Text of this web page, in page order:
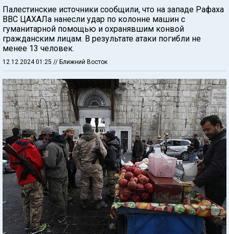
Палестинские источники сообщили, что на западе Рафаха
ВВС ЦАХАЛа нанесли удар по колонне машин с
гуманитарной помощью и охранявшим конвой
гражданским лицам. В результате атаки погибли не
менее 13 человек.
12.12.2024 01:25 // Ближний Восток